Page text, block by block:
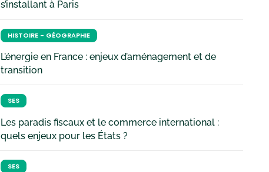
s’installant à Paris
HISTOIRE - GÉOGRAPHIE
L’énergie en France : enjeux d’aménagement et de
transition
SES
Les paradis fiscaux et le commerce international :
quels enjeux pour les États ?
SES